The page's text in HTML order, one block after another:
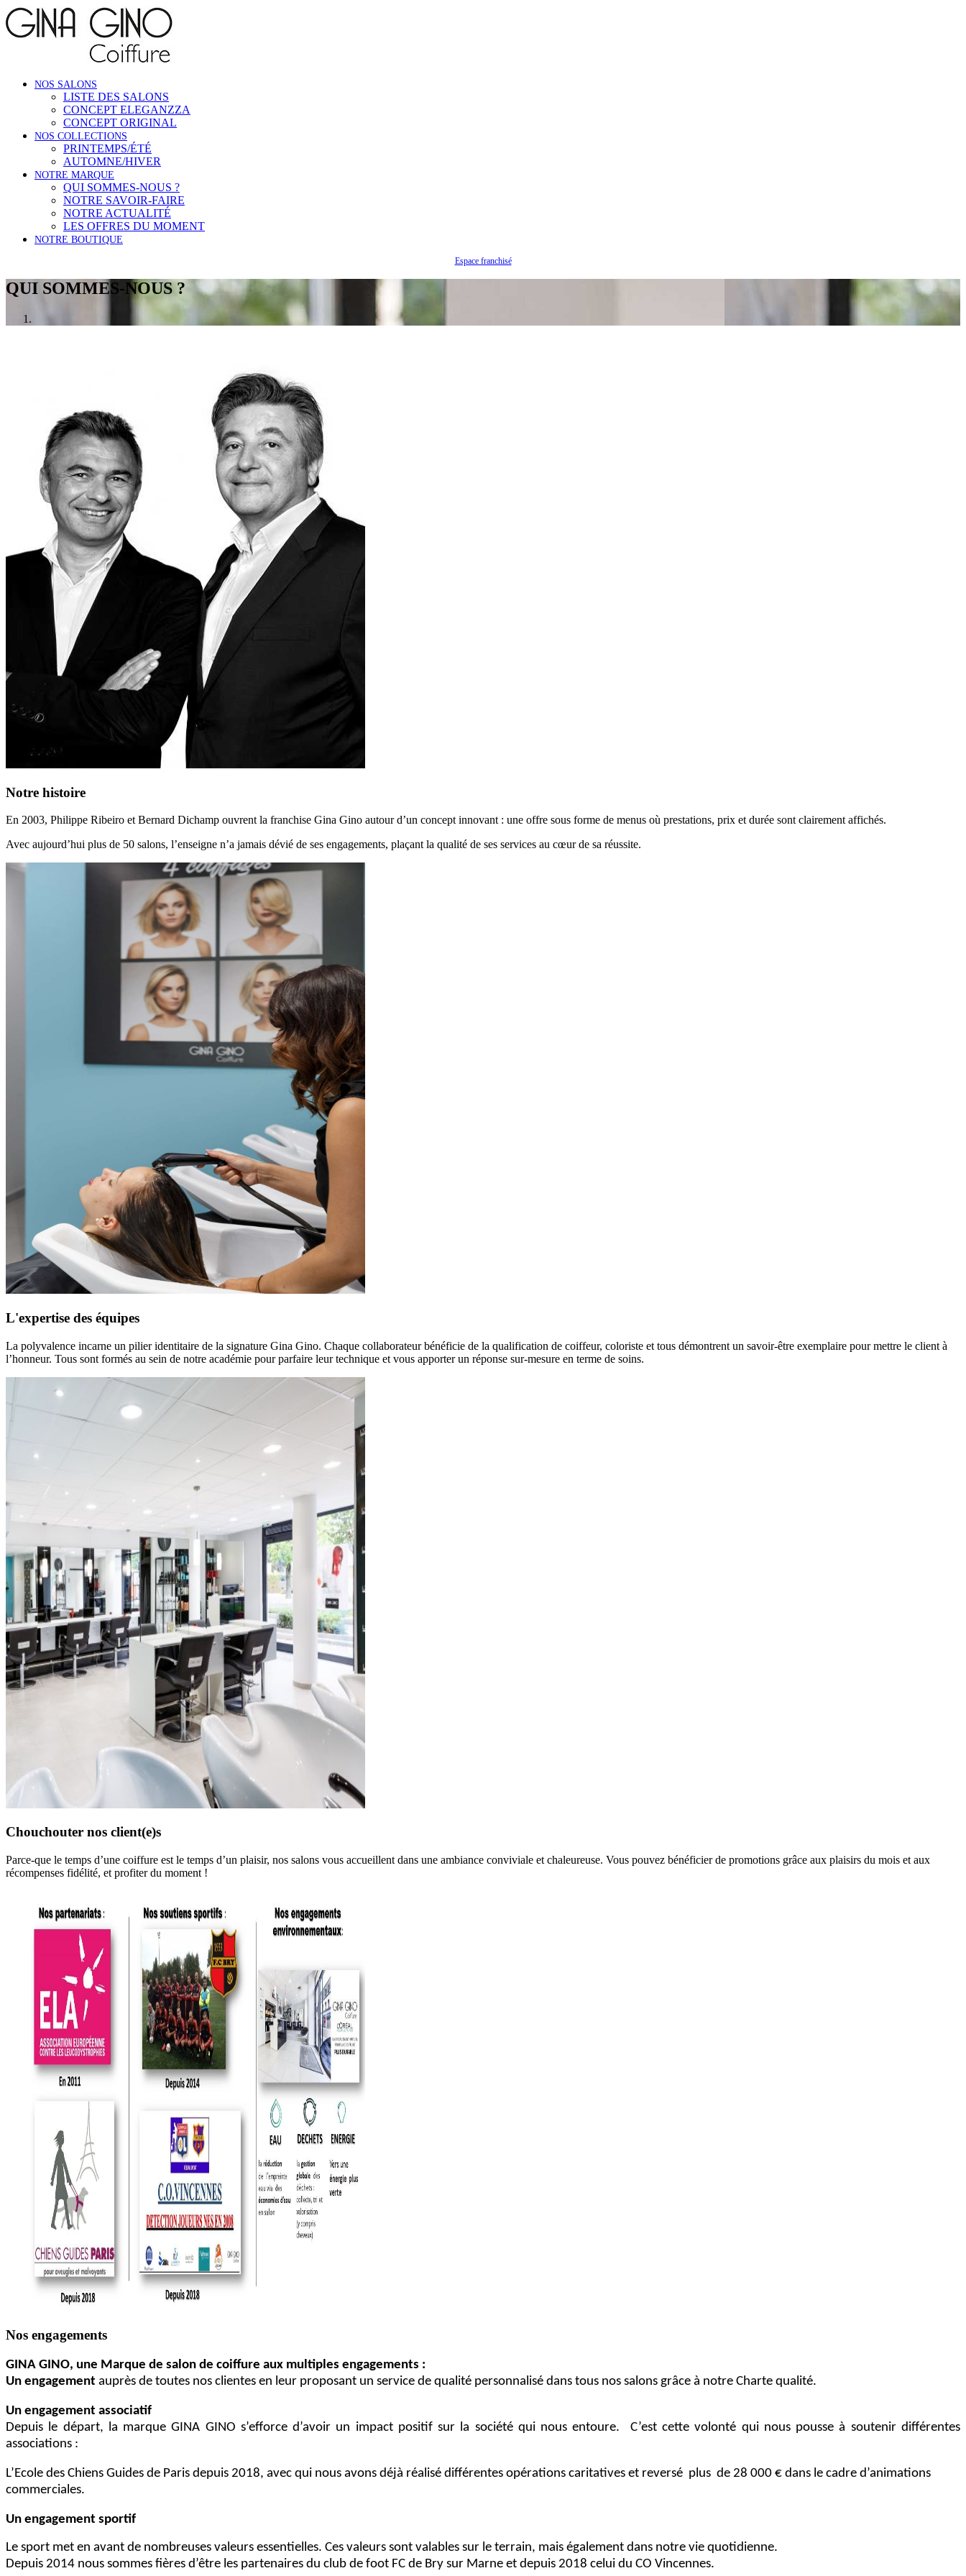
NOS SALONS
LISTE DES SALONS
CONCEPT ELEGANZZA
CONCEPT ORIGINAL
NOS COLLECTIONS
PRINTEMPS/ÉTÉ
AUTOMNE/HIVER
NOTRE MARQUE
QUI SOMMES-NOUS ?
NOTRE SAVOIR-FAIRE
NOTRE ACTUALITÉ
LES OFFRES DU MOMENT
NOTRE BOUTIQUE
Espace franchisé
QUI SOMMES-NOUS ?
Notre histoire
En 2003, Philippe Ribeiro et Bernard Dichamp ouvrent la franchise Gina Gino autour d’un concept innovant : une offre sous forme de menus où prestations, prix et durée sont clairement affichés.
Avec aujourd’hui plus de 50 salons, l’enseigne n’a jamais dévié de ses engagements, plaçant la qualité de ses services au cœur de sa réussite.
L'expertise des équipes
La polyvalence incarne un pilier identitaire de la signature Gina Gino. Chaque collaborateur bénéficie de la qualification de coiffeur, coloriste et tous démontrent un savoir-être exemplaire pour mettre le client à
l’honneur. Tous sont formés au sein de notre académie pour parfaire leur technique et vous apporter un réponse sur-mesure en terme de soins.
Chouchouter nos client(e)s
Parce-que le temps d’une coiffure est le temps d’un plaisir, nos salons vous accueillent dans une ambiance conviviale et chaleureuse. Vous pouvez bénéficier de promotions grâce aux plaisirs du mois et aux
récompenses fidélité, et profiter du moment !
Nos engagements
GINA GINO, une Marque de salon de coiffure aux multiples engagements :
Un engagement auprès de toutes nos clientes en leur proposant un service de qualité personnalisé dans tous nos salons grâce à notre Charte qualité.
Un engagement associatif
Depuis le départ, la marque GINA GINO s’efforce d’avoir un impact positif sur la société qui nous entoure. C’est cette volonté qui nous pousse à soutenir différentes
associations :
L’Ecole des Chiens Guides de Paris depuis 2018, avec qui nous avons déjà réalisé différentes opérations caritatives et reversé plus de 28 000 € dans le cadre d’animations
commerciales.
Un engagement sportif
Le sport met en avant de nombreuses valeurs essentielles. Ces valeurs sont valables sur le terrain, mais également dans notre vie quotidienne.
Depuis 2014 nous sommes fières d’être les partenaires du club de foot FC de Bry sur Marne et depuis 2018 celui du CO Vincennes.